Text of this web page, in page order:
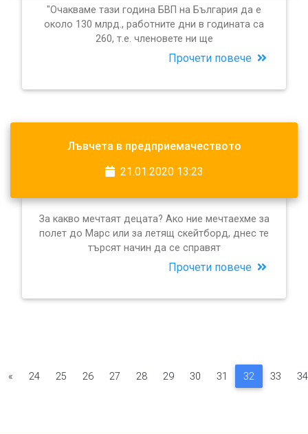
"Очакваме тази година БВП на България да е
около 130 млрд., работните дни в годината са
260, т.е. членовете ни ще
Прочети повече
Лъвчета в предприемачеството
21.01.2020 13:23
За какво мечтаят децата? Ако ние мечтаехме за
полет до Марс или за летящ скейтборд, днес те
търсят начин да се справят
Прочети повече
« 24 25 26 27 28 29 30 31 32 33 34